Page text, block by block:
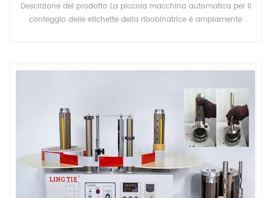
Descrizione del prodotto La piccola macchina automatica per il
conteggio delle etichette della ribobinatrice è ampiamente
(PET.PVC, PC.POPP ) Funzione principale: *Contametro、
*Contapezzo、*Guida web *Spazzola eliminazione statica
*Motori doppi *Stazione di giunzione * Albero intercambiabile *
Tensione semiautomatica/Tensione completamente
automatica * Velocità uniforme * La lunghezza e la dimensione
dell'albero possono essere personalizzate Albero per opzione
Specifica Imballaggio&Consegna Esposizione Profilo Aziendale